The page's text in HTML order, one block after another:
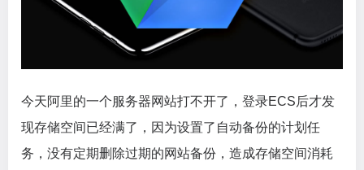
今天阿里的一个服务器网站打不开了，登录ECS后才发
现存储空间已经满了，因为设置了自动备份的计划任
务，没有定期删除过期的网站备份，造成存储空间消耗